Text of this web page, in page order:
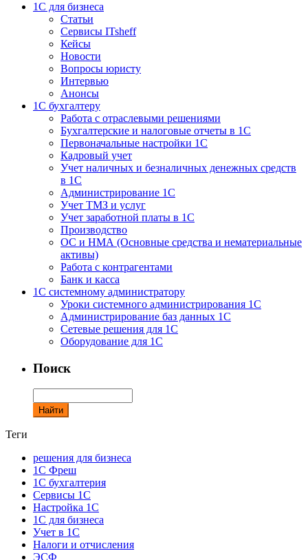
1C для бизнеса
Статьи
Сервисы ITsheff
Кейсы
Новости
Вопросы юристу
Интервью
Анонсы
1С бухгалтеру
Работа с отраслевыми решениями
Бухгалтерские и налоговые отчеты в 1С
Первоначальные настройки 1С
Кадровый учет
Учет наличных и безналичных денежных средств
в 1С
Администрирование 1С
Учет ТМЗ и услуг
Учет заработной платы в 1С
Производство
ОС и НМА (Основные средства и нематериальные
активы)
Работа с контрагентами
Банк и касса
1С системному администратору
Уроки системного администрирования 1С
Администрирование баз данных 1С
Сетевые решения для 1С
Оборудование для 1С
Поиск
Теги
решения для бизнеса
1С Фреш
1С бухгалтерия
Сервисы 1С
Настройка 1С
1С для бизнеса
Учет в 1С
Налоги и отчисления
ЭСФ